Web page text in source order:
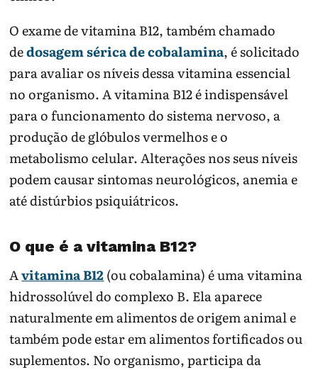
O exame de vitamina B12, também chamado
dedosagem sérica de cobalamina, é solicitado
para avaliar os níveis dessa vitamina essencial
no organismo. A vitamina B12 é indispensável
para o funcionamento do sistema nervoso, a
produção de glóbulos vermelhos e o
metabolismo celular. Alterações nos seus níveis
podem causar sintomas neurológicos, anemia e
até distúrbios psiquiátricos.
O que é a vitamina B12?
Avitamina B12(ou cobalamina) é uma vitamina
hidrossolúvel do complexo B. Ela aparece
naturalmente em alimentos de origem animal e
também pode estar em alimentos fortificados ou
suplementos. No organismo, participa da